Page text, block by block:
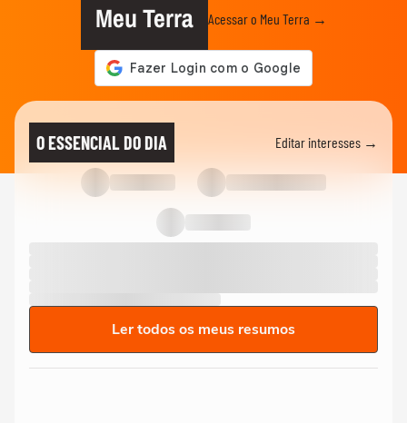
Meu Terra Acessar o Meu Terra →
O ESSENCIAL DO DIA Editar interesses →
Ler todos os meus resumos